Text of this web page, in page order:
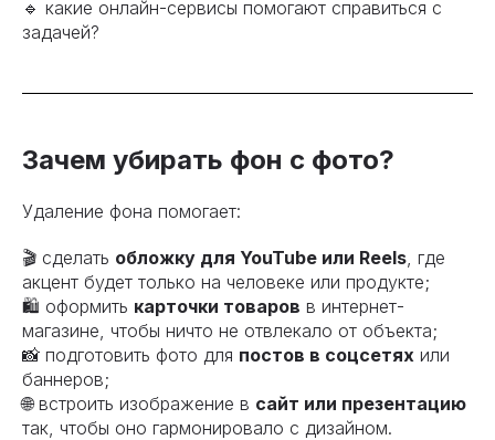
🔹 какие онлайн-сервисы помогают справиться с
задачей?
Зачем убирать фон с фото?
Удаление фона помогает:
🎬 сделать обложку для YouTube или Reels , где
акцент будет только на человеке или продукте;
🛍 оформить карточки товаров в интернет-
магазине, чтобы ничто не отвлекало от объекта;
📸 подготовить фото для постов в соцсетях или
баннеров;
🌐 встроить изображение в сайт или презентацию
так, чтобы оно гармонировало с дизайном.